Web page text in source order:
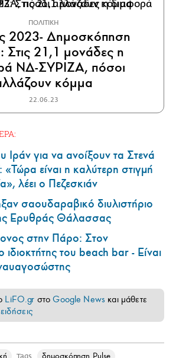
ΠΟΛΙΤΙΚΗ
2023- Δημοσκόπηση
Στις 21,1 μονάδες η
ΝΔ-ΣΥΡΙΖΑ, πόσοι
κόμμα
22.06.23
Ιράν για να ανοίξουν τα Στενά
είναι η καλύτερη στιγμή
λέει ο Πεζεσκιάν
σαουδαραβικό διυλιστήριο
Ερυθράς Θάλασσας
στην Πάρο: Στον
ιδιοκτήτης του beach bar - Είναι
LiFO.gr στοGoogle News και μάθετε
ειδήσεις
Tags
δημοσκόπηση Pulse